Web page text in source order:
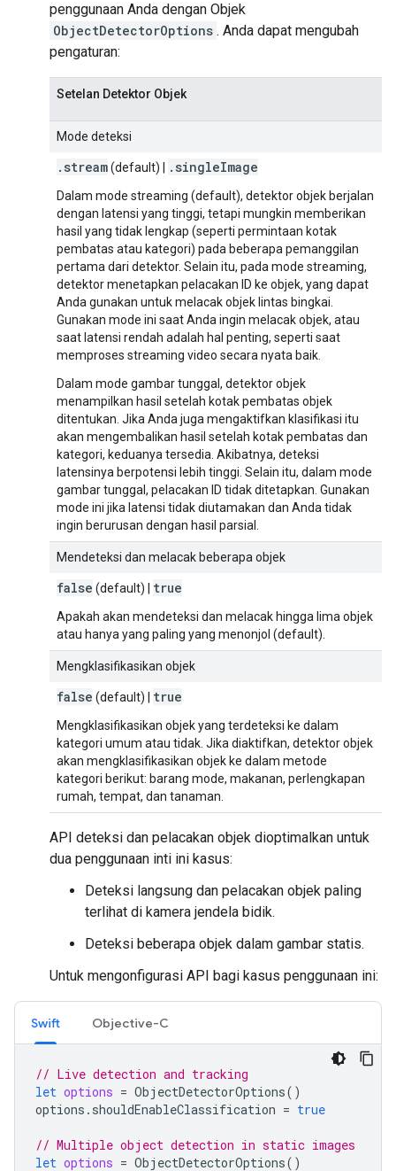
penggunaan Anda dengan Objek
ObjectDetectorOptions . Anda dapat mengubah
pengaturan:
Setelan Detektor Objek
Mode deteksi
. stream(default) | . singleImage
Dalam mode streaming (default), detektor objek berjalan
dengan latensi yang tinggi, tetapi mungkin memberikan
hasil yang tidak lengkap (seperti permintaan kotak
pembatas atau kategori) pada beberapa pemanggilan
pertama dari detektor. Selain itu, pada mode streaming,
detektor menetapkan pelacakan ID ke objek, yang dapat
Anda gunakan untuk melacak objek lintas bingkai.
Gunakan mode ini saat Anda ingin melacak objek, atau
saat latensi rendah adalah hal penting, seperti saat
memproses streaming video secara nyata baik.
Dalam mode gambar tunggal, detektor objek
menampilkan hasil setelah kotak pembatas objek
ditentukan. Jika Anda juga mengaktifkan klasifikasi itu
akan mengembalikan hasil setelah kotak pembatas dan
kategori, keduanya tersedia. Akibatnya, deteksi
latensinya berpotensi lebih tinggi. Selain itu, dalam mode
gambar tunggal, pelacakan ID tidak ditetapkan. Gunakan
mode ini jika latensi tidak diutamakan dan Anda tidak
ingin berurusan dengan hasil parsial.
Mendeteksi dan melacak beberapa objek
false (default) | true
Apakah akan mendeteksi dan melacak hingga lima objek
atau hanya yang paling yang menonjol (default).
Mengklasifikasikan objek
false (default) | true
Mengklasifikasikan objek yang terdeteksi ke dalam
kategori umum atau tidak. Jika diaktifkan, detektor objek
akan mengklasifikasikan objek ke dalam metode
kategori berikut: barang mode, makanan, perlengkapan
rumah, tempat, dan tanaman.
API deteksi dan pelacakan objek dioptimalkan untuk
dua penggunaan inti ini kasus:
Deteksi langsung dan pelacakan objek paling
terlihat di kamera jendela bidik.
Deteksi beberapa objek dalam gambar statis.
Untuk mengonfigurasi API bagi kasus penggunaan ini:
Swift Objective-C
// Live detection and tracking
let options = ObjectDetectorOptions()
options . shouldEnableClassification = true
// Multiple object detection in static images
let options = ObjectDetectorOptions()